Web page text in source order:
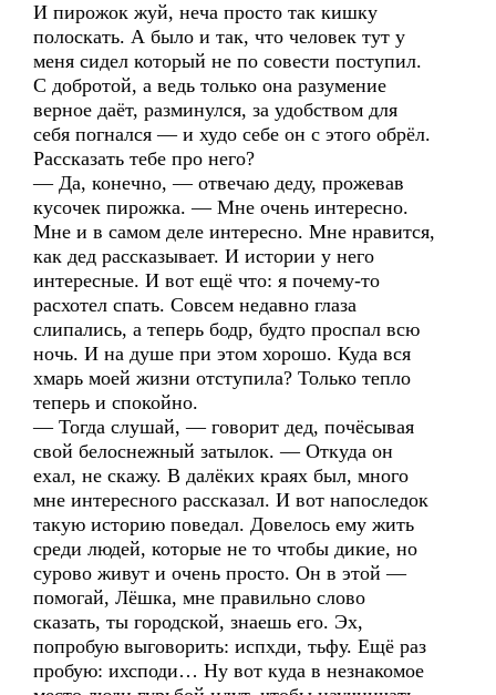
И пирожок жуй, неча просто так кишку
полоскать. А было и так, что человек тут у
меня сидел который не по совести поступил.
С добротой, а ведь только она разумение
верное даёт, разминулся, за удобством для
себя погнался — и худо себе он с этого обрёл.
Рассказать тебе про него?
— Да, конечно, — отвечаю деду, прожевав
кусочек пирожка. — Мне очень интересно.
Мне и в самом деле интересно. Мне нравится,
как дед рассказывает. И истории у него
интересные. И вот ещё что: я почему-то
расхотел спать. Совсем недавно глаза
слипались, а теперь бодр, будто проспал всю
ночь. И на душе при этом хорошо. Куда вся
хмарь моей жизни отступила? Только тепло
теперь и спокойно.
— Тогда слушай, — говорит дед, почёсывая
свой белоснежный затылок. — Откуда он
ехал, не скажу. В далёких краях был, много
мне интересного рассказал. И вот напоследок
такую историю поведал. Довелось ему жить
среди людей, которые не то чтобы дикие, но
сурово живут и очень просто. Он в этой —
помогай, Лёшка, мне правильно слово
сказать, ты городской, знаешь его. Эх,
попробую выговорить: испхди, тьфу. Ещё раз
пробую: ихсподи… Ну вот куда в незнакомое